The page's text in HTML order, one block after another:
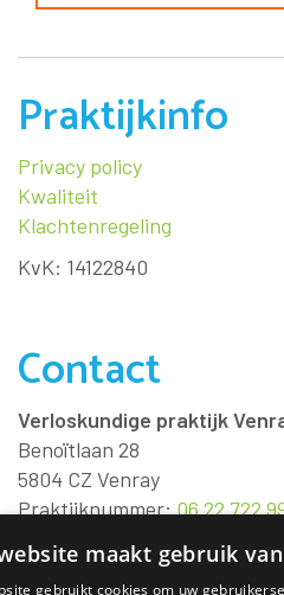
Praktijkinfo
Privacy policy
Kwaliteit
Klachtenregeling
KvK: 14122840
Contact
Verloskundige praktijk
Benoïtlaan 28
5804 CZ Venray
Praktijknummer:06 22 722
E-mail:
maakt gebruik
gebruikt cookies om uw